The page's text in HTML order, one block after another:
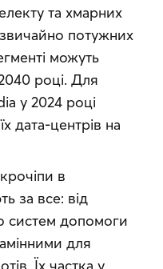
та хмарних
потужних
можуть
році. Для
у 2024 році
дата-центрів на
в
за все: від
систем допомоги
для
Їх частка у